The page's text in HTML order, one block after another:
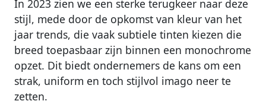
In 2023 zien we een sterke terugkeer naar deze
stijl, mede door de opkomst van kleur van het
jaar trends, die vaak subtiele tinten kiezen die
breed toepasbaar zijn binnen een monochrome
opzet. Dit biedt ondernemers de kans om een
strak, uniform en toch stijlvol imago neer te
zetten.